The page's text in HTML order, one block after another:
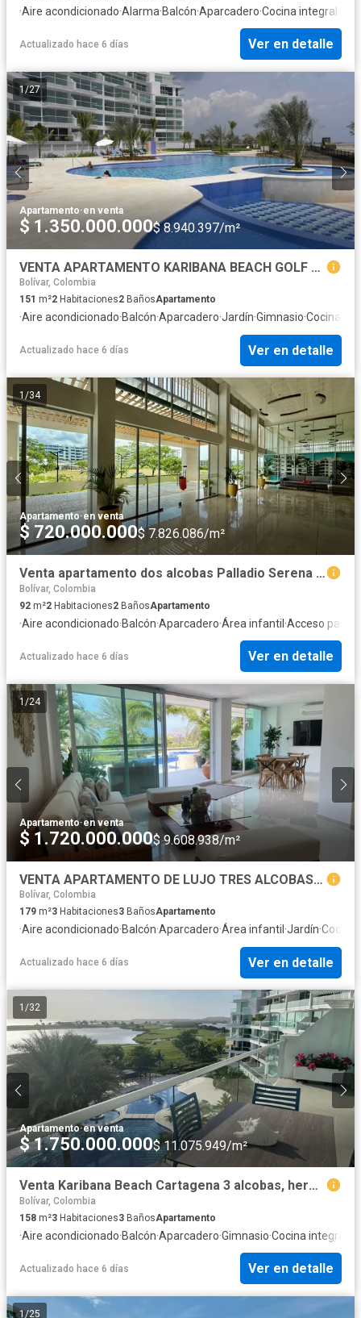
·Aire acondicionado·Alarma·Balcón·Aparcadero·Cocina integral
Actualizado hace 6 días Ver en detalle
1/27
Apartamento·en venta
$ 1.350.000.000$ 8.940.397/m²
VENTA APARTAMENTO KARIBANA BEACH GOLF CARTAGENA
Bolívar, Colombia
151 m²2 Habitaciones2 BañosApartamento
·Aire acondicionado·Balcón·Aparcadero·Jardín·Gimnasio·Cocina
Actualizado hace 6 días Ver en detalle
1 /34
Apartamento·en venta
$ 720.000.000$ 7.826.086/m²
Venta apartamento dos alcobas Palladio Serena del Mar
Bolívar, Colombia
92 m²2 Habitaciones2 BañosApartamento
·Aire acondicionado·Balcón·Aparcadero·Área infantil ·Acceso para
Actualizado hace 6 días Ver en detalle
1 /24
Apartamento·en venta
$ 1.720.000.000$ 9.608.938/m²
VENTA APARTAMENTO DE LUJO TRES ALCOBAS KARIBANA CARTAGENA GOLF BEACH
Bolívar, Colombia
179 m²3 Habitaciones3 BañosApartamento
·Aire acondicionado·Balcón·Aparcadero·Área infantil ·Jardín·Cocina
Actualizado hace 6 días Ver en detalle
1 /32
Apartamento·en venta
$ 1.750.000.000$ 11.075.949/m²
Venta Karibana Beach Cartagena 3 alcobas, hermosa vista
Bolívar, Colombia
158 m²3 Habitaciones3 BañosApartamento
·Aire acondicionado·Balcón·Aparcadero·Gimnasio·Cocina integral
Actualizado hace 6 días Ver en detalle
1/25